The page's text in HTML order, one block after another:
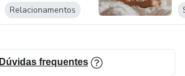
Relacionamentos
Dúvidas frequentes